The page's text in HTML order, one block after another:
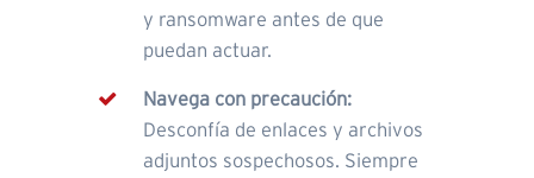
y ransomware antes de que
puedan actuar.
Navega con precaución:
Desconfía de enlaces y archivos
adjuntos sospechosos. Siempre